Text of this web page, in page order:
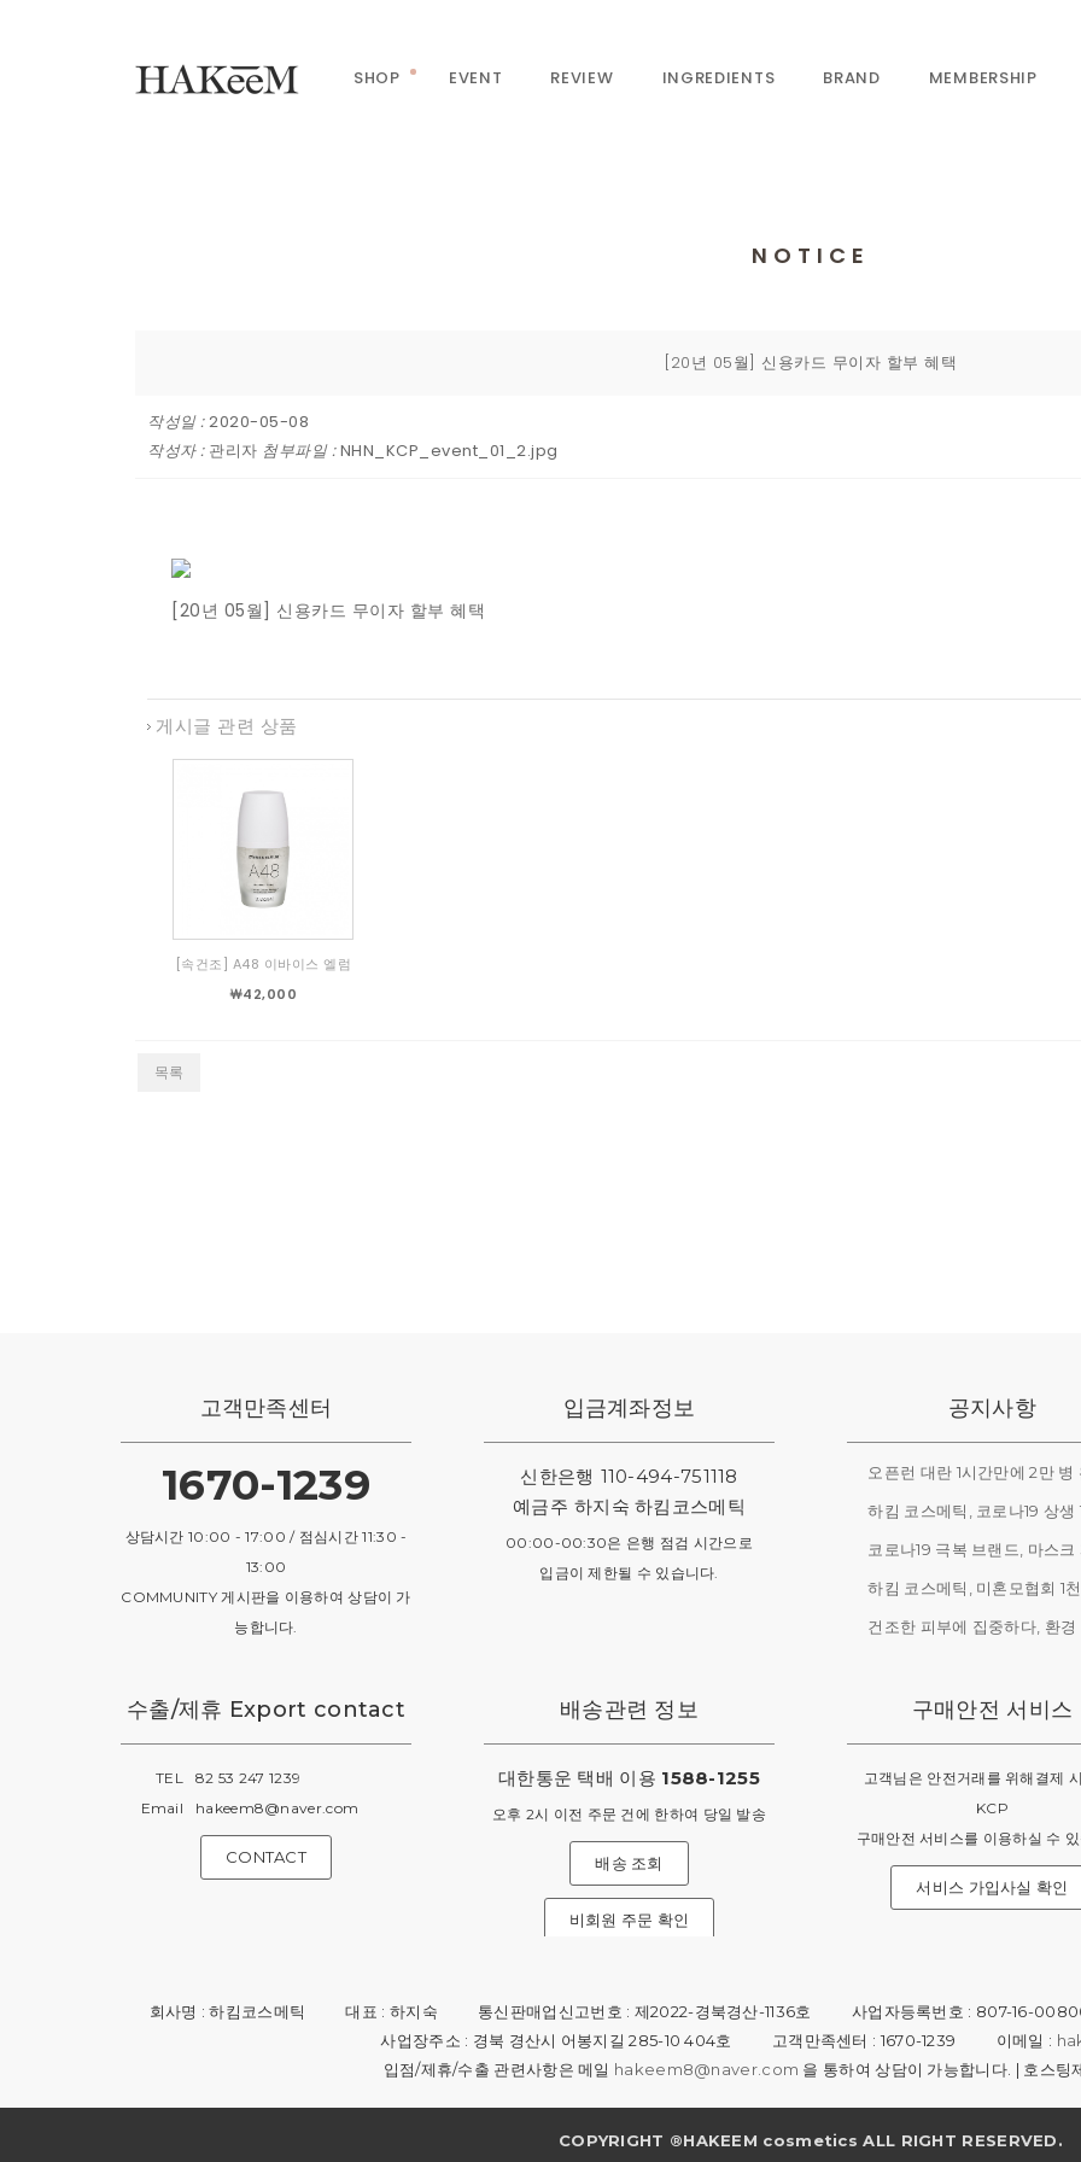
SHOP EVENT REVIEW INGREDIENTS BRAND MEMBERSHIP
NOTICE
[20년 05월] 신용카드 무이자 할부 혜택
작성일 :2020-05-08
작성자 :관리자 첨부파일 : NHN_KCP_event_01_2.jpg
[20년 05월] 신용카드 무이자 할부 혜택
게시글 관련 상품
[속건조] A48 이바이스 엘럼
￦42,000
목록
고객만족센터
1670-1239
상담시간 10:00 - 17:00 / 점심시간 11:30 -
13:00
COMMUNITY 게시판을 이용하여 상담이 가
능합니다.
입금계좌정보
신한은행 110-494-751118
예금주 하지숙 하킴코스메틱
00:00-00:30은 은행 점검 시간으로
입금이 제한될 수 있습니다.
공지사항
수출/제휴 Export contact
TEL
82 53 247 1239
Email
hakeem8@naver.com
CONTACT
배송관련 정보
대한통운 택배 이용 1588-1255
오후 2시 이전 주문 건에 한하여 당일 발송
배송 조회
비회원 주문 확인
구매안전 서비스
고객님은 안전거래를 위해결제
KCP
구매안전 서비스를 이용하실 수
서비스 가입사실 확인
회사명 : 하킴코스메틱 대표 : 하지숙 통신판매업신고번호 : 제2022-경북경산-1136호 사업자등록번호 : 807-16-
사업장주소 : 경북 경산시 어봉지길 285-10 404호
고객만족센터 : 1670-1239 이메일 :
입점/제휴/수출 관련사항은 메일 hakeem8@naver.com 을 통하여 상담이 가능합니다. | 호스팅
COPYRIGHT ®HAKEEM cosmetics ALL RIGHT RESERVED.